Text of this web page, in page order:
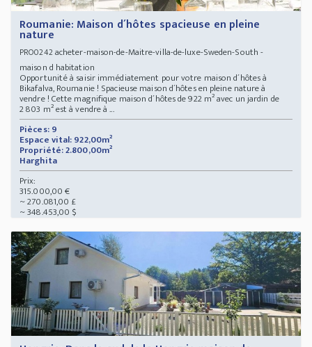
Roumanie: Maison d´hôtes spacieuse en pleine
nature
PRO0242acheter-maison-de-Maitre-villa-de-luxe-Sweden-South -
maison d habitation
Opportunité à saisir immédiatement pour votre maison d´hôtes à
Bikafalva, Roumanie ! Spacieuse maison d´hôtes en pleine nature à
vendre ! Cette magnifique maison d´hôtes de 922 m² avec un jardin de
2 803 m² est à vendre à ...
Pièces: 9
Espace vital: 922,00m²
Propriété: 2.800,00m²
Harghita
Prix:
315.000,00 €
~ 270.081,00 £
~ 348.453,00 $